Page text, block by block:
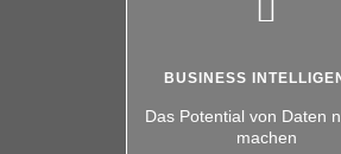
BUSINESS
Das Potential von Daten
machen